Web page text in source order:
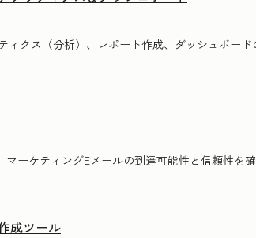
ィクス（分析）、レポート作成、ダッシュボー
マーケティングE‍メールの到達可能性と信頼性を確
成ツール